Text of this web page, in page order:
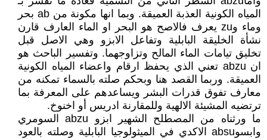
المياه الكونية العذبة العميقة. وبما انها مكونة من ab بحر
وماء وzu يعرف فالاصح هو البحر او الماء العارف قارن
نشأة الخليقة البابلية وتفاعل الابزو وهي الاصل قبل
تخليق تيامات الماء المالح وتزاوجهما. وتفسير الباحث هو
ان abzu تعني الذي يحفظ ارقام واعضاء المياه الكونية
العميقة. وربما القصد هنا وبحكم صلته بالسماء تمكنه من
معارف تفوق قدرات البشر ويساعدهم على المعرفة بما
ترتضيه المشيئة الالهية وللمقارنة ادريس أو اخنوخ.
ما ورثناه من المصطلح الشهير ابزو abzu السومري
وابسوabsu الاكدي في الميثولوجيا البابلية وصلته بالعود